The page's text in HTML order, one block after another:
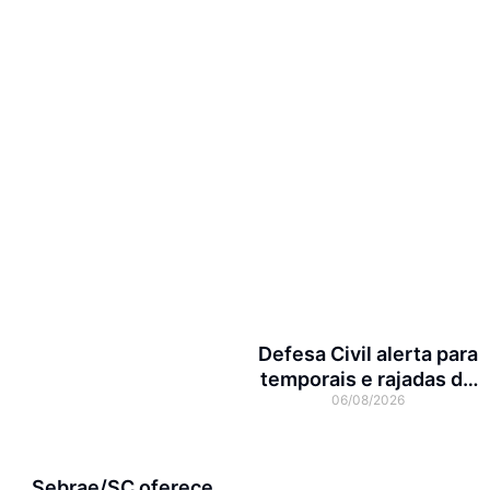
Defesa Civil alerta para
temporais e rajadas de
vento de até 70 km/h em
06/08/2026